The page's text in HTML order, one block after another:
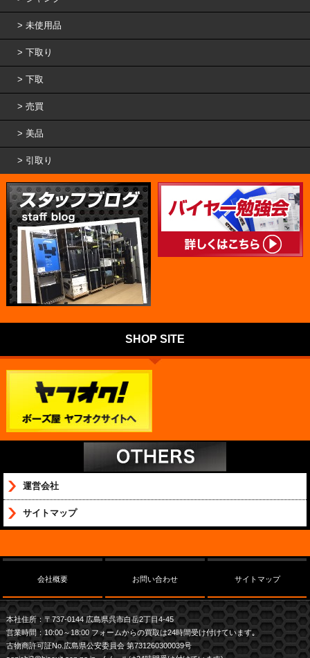
未使用品
下取り
下取
売買
美品
引取り
SHOP SITE
運営会社
サイトマップ
会社概要 お問い合わせ サイトマップ
本社住所：〒737-0144 広島県呉市白岳2丁目4-45
営業時間：10:00～18:00 フォームからの買取は24時間受け付けています｡
古物商許可証No.広島県公安委員会 第731260300039号